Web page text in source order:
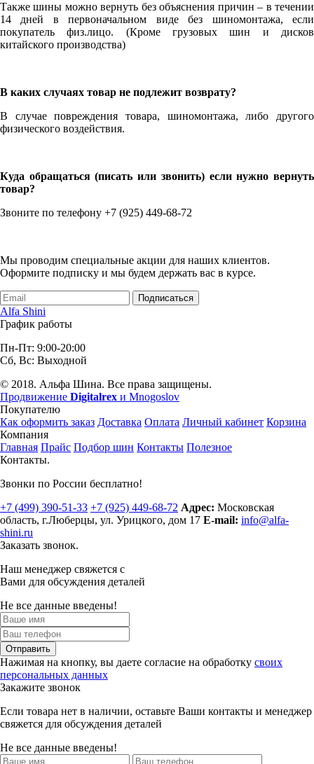
Также шины можно вернуть без объяснения причин – в течении
14 дней в первоначальном виде без шиномонтажа, если
покупатель физ.лицо. (Кроме грузовых шин и дисков
китайского производства)
В каких случаях товар не подлежит возврату?
В случае повреждения товара, шиномонтажа, либо другого
физического воздействия.
Куда обращаться (писать или звонить) если нужно вернуть
товар?
Звоните по телефону +7 (925) 449-68-72
Мы проводим специальные акции для наших клиентов.
Оформите подписку и мы будем держать вас в курсе.
Подписаться
Alfa Shini
График работы
Пн-Пт: 9:00-20:00
Сб, Вс: Выходной
© 2018. Альфа Шина. Все права защищены.
Продвижение Digitalrex и Mnogoslov
Покупателю
Как оформить заказ Доставка Оплата Личный кабинет Корзина
Компания
Главная Прайс Подбор шин Контакты Полезное
Контакты.
Звонки по России бесплатно!
+7 (499) 390-51-33 +7 (925) 449-68-72 Адрес: Московская
область, г.Люберцы, ул. Урицкого, дом 17 E-mail: info@alfa-
shini.ru
Заказать звонок.
Наш менеджер свяжется с
Вами для обсуждения деталей
Не все данные введены!
Отправить
Нажимая на кнопку, вы даете согласие на обработку своих
персональных данных
Закажите звонок
Если товара нет в наличии, оставьте Ваши контакты и менеджер
свяжется для обсуждения деталей
Не все данные введены!